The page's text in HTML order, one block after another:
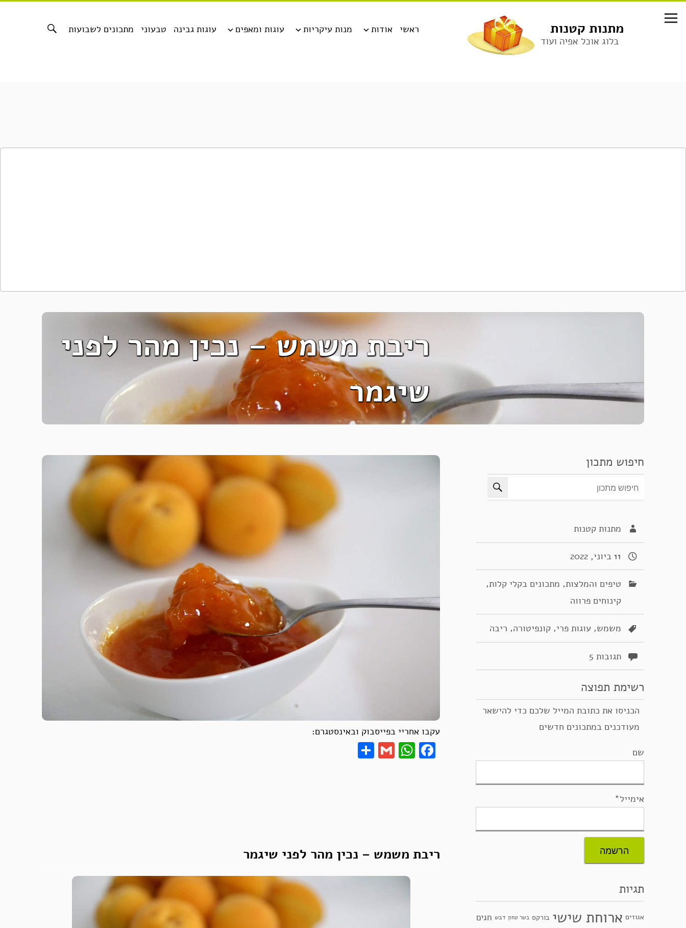
לתוכן
מתנות קטנות
בלוג אוכל אפיה ועוד
מתכונים לשבועות טבעוני עוגות גבינה עוגות ומאפים מנות עיקריות אודות ראשי
ריבת משמש – נכין מהר לפני
שיגמר
עקבו אחריי בפייסבוק ובאינסטגרם:
Facebook
WhatsApp
Gmail
ריבת משמש – נכין מהר לפני שיגמר
חיפוש מתכון
מתנות קטנות
11 ביוני, 2022
טיפים והמלצות, מתכונים בקלי קלות,
קינוחים פרווה
משמש, עוגות פרי, קונפיטורה, ריבה
תגובות 5
רשימת תפוצה
הכניסו את כתובת המייל שלכם כדי להישאר
מעודכנים במתכונים חדשים
שם
אימייל*
תגיות
אגוזים ארוחת שישי בורקס בשר טחון דבש חגים